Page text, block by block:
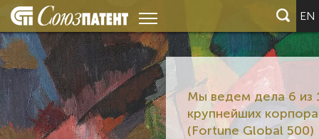
EN
Мы ведем дела 6 из 12
крупнейших корпораций мира
(Fortune Global 500)